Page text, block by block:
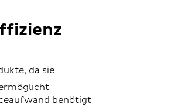
da sie
benötigt